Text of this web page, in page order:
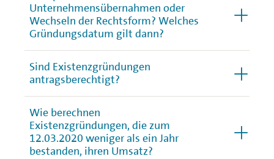
Unternehmensübernahmen oder
Wechseln der Rechtsform? Welches
Gründungsdatum gilt dann?
Sind Existenzgründungen
antragsberechtigt?
Wie berechnen
Existenzgründungen, die zum
12.03.2020 weniger als ein Jahr
bestanden, ihren Umsatz?